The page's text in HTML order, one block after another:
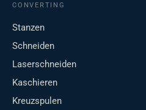
CONVERTING
Stanzen
Schneiden
Laserschneiden
Kaschieren
Kreuzspulen